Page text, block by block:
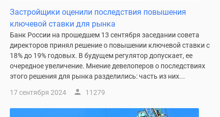
Застройщики оценили последствия повышения
ключевой ставки для рынка
Банк России на прошедшем 13 сентября заседании совета
директоров принял решение о повышении ключевой ставки с
18% до 19% годовых. В будущем регулятор допускает, ее
очередное увеличение. Мнение девелоперов о последствиях
этого решения для рынка разделились: часть из них...
17 сентября 2024 11279